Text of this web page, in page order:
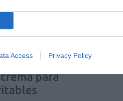
Access Privacy Policy
expertos en pieles
única, naturalmente
de la barrera
para